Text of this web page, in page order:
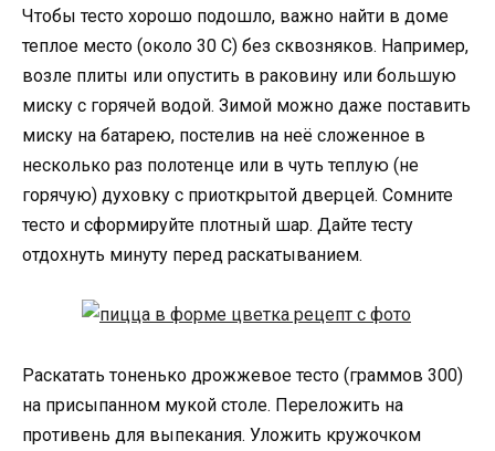
Чтобы тесто хорошо подошло, важно найти в доме
теплое место (около 30 С) без сквозняков. Например,
возле плиты или опустить в раковину или большую
миску с горячей водой. Зимой можно даже поставить
миску на батарею, постелив на неё сложенное в
несколько раз полотенце или в чуть теплую (не
горячую) духовку с приоткрытой дверцей. Сомните
тесто и сформируйте плотный шар. Дайте тесту
отдохнуть минуту перед раскатыванием.
Раскатать тоненько дрожжевое тесто (граммов 300)
на присыпанном мукой столе. Переложить на
противень для выпекания. Уложить кружочком